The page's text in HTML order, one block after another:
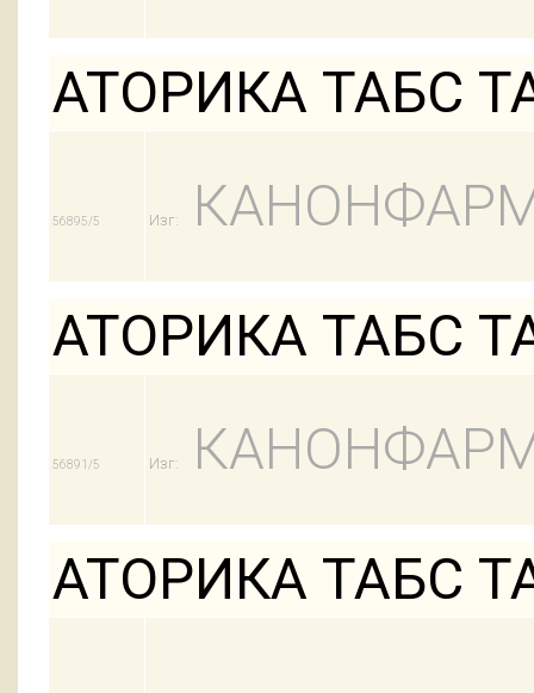
АТОРИКА ТАБС
56895/5 Изг:
АТОРИКА ТАБС
56891/5 Изг:
АТОРИКА ТАБС